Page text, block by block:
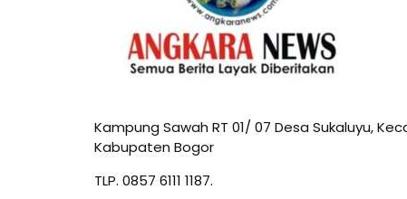
Kampung Sawah RT 01/ 07 Desa Sukaluyu,
Kabupaten Bogor
TLP. 0857 6111 1187.